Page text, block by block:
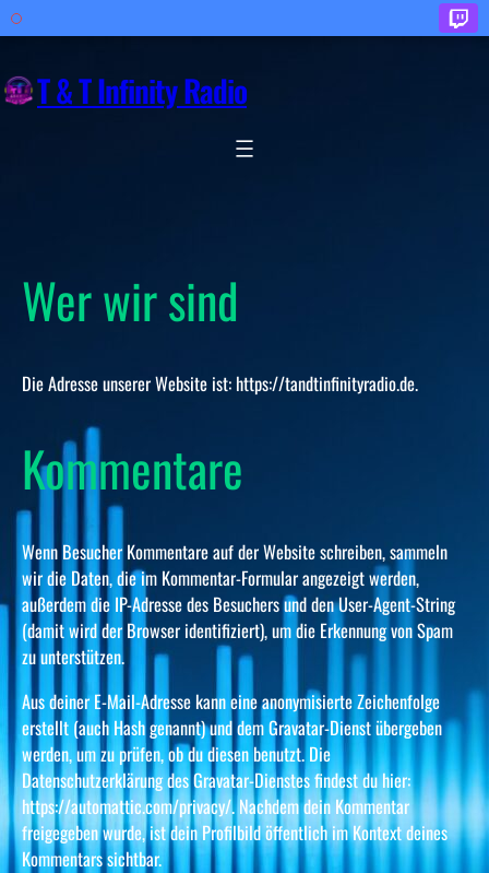
Inhalt
springenT & T Infinity Radio
Wer wir sind
Die Adresse unserer Website ist: https://tandtinfinityradio.de.
Kommentare
Wenn Besucher Kommentare auf der Website schreiben, sammeln
wir die Daten, die im Kommentar-Formular angezeigt werden,
außerdem die IP-Adresse des Besuchers und den User-Agent-String
(damit wird der Browser identifiziert), um die Erkennung von Spam
zu unterstützen.
Aus deiner E-Mail-Adresse kann eine anonymisierte Zeichenfolge
erstellt (auch Hash genannt) und dem Gravatar-Dienst übergeben
werden, um zu prüfen, ob du diesen benutzt. Die
Datenschutzerklärung des Gravatar-Dienstes findest du hier:
https://automattic.com/privacy/. Nachdem dein Kommentar
freigegeben wurde, ist dein Profilbild öffentlich im Kontext deines
Kommentars sichtbar.